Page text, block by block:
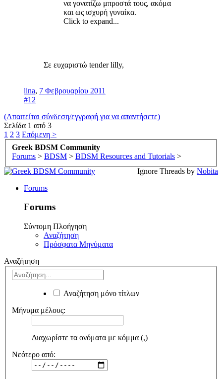
να γονατίζω μπροστά τους, ακόμα
και ως ισχυρή γυναίκα.
Click to expand...
Σε ευχαριστώ tender lilly,
lina, 7 Φεβρουαρίου 2011
#12
(Απαιτείται σύνδεση/εγγραφή για να απαντήσετε)
Σελίδα 1 από 3
1 2 3 Επόμενη >
Greek BDSM Community
Forums > BDSM > BDSM Resources and Tutorials >
Ignore Threads by Nobita
Forums
Forums
Σύντομη Πλοήγηση
Αναζήτηση
Πρόσφατα Μηνύματα
Αναζήτηση
Αναζήτηση μόνο τίτλων
Μήνυμα μέλους:
Διαχωρίστε τα ονόματα με κόμμα (,)
Νεότερο από: